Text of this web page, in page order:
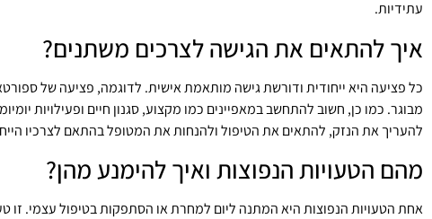
עתידיות.
איך להתאים את הגישה לצרכים משתנים?
כל פציעה היא ייחודית ודורשת גישה מותאמת אישית. לדוגמה, פציעה של
מבוגר. כמו כן, חשוב להתחשב במאפיינים כמו מקצוע, סגנון חיים ופעילויות
להעריך את הנזק, להתאים את הטיפול ולהנחות את המטופל בהתאם לצרכיו
מהם הטעויות הנפוצות ואיך להימנע מהן?
אחת הטעויות הנפוצות היא המתנה ליום למחרת או הסתפקות בטיפול עצמי.